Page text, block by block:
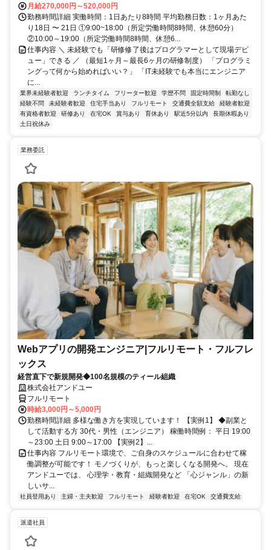
月給270,000円～520,000円
勤務時間詳細 実働時間：1日あたり8時間 平均勤務日数：1ヶ月あた
り18日 〜 21日 ①9:00~18:00（所定労働時間8時間、休憩60分）
②10:00～19:00（所定労働時間8時間、休憩6...
仕事内容 ＼ 未経験でも「研修修了後はプログラマーとして現場デビ
ュー」できる ／ （最短1ヶ月～最長6ヶ月の研修制度） 「プログラミ
ングって何から始めればいい？」 「IT未経験でも本当にエンジニア
に...
業界未経験者歓迎 ランチタイム フリーター歓迎 学歴不問 固定時間制
転勤なし
経験不問
未経験者歓迎 住宅手当あり フルリモート 交通費全額支給
経験者歓迎
有資格者歓迎
研修あり 在宅OK 賞与あり 育休あり 駅近5分以内
長期休暇あり
土日祝休み
業務委託
Webアプリの開発エンジニア|フルリモート・フルフレ
ックス
経営直下で新規開発◆100名規模のティール組織
株式会社アンドユー
フルリモート
時給3,000円～5,000円
勤務時間詳細 多様な働き方を実現しています！ 【実例1】 ◆副業と
して活動する方 30代・男性（エンジニア） 稼働時間例： 平日 19:00
～23:00 土日 9:00～17:00 【実例2】...
仕事内容 フルリモート環境で、ご自身のスケジュールに合わせて稼
働調整が可能です！ モノづくりが、もっと楽しくなる開発へ。 現在
アンドユーでは、 心理学・教育・組織開発など 「心ジャンル」の新
しいサ...
社員登用あり 主婦・主夫歓迎 フルリモート 経験者歓迎 在宅OK 交通費支給
派遣社員